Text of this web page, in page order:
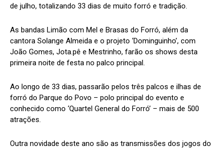
de julho, totalizando 33 dias de muito forró e tradição.
As bandas Limão com Mel e Brasas do Forró, além da
cantora Solange Almeida e o projeto ‘Dominguinho’, com
João Gomes, Jota.pê e Mestrinho, farão os shows desta
primeira noite de festa no palco principal.
Ao longo de 33 dias, passarão pelos três palcos e ilhas de
forró do Parque do Povo – polo principal do evento e
conhecido como ‘Quartel General do Forró’ – mais de 500
atrações.
Outra novidade deste ano são as transmissões dos jogos do